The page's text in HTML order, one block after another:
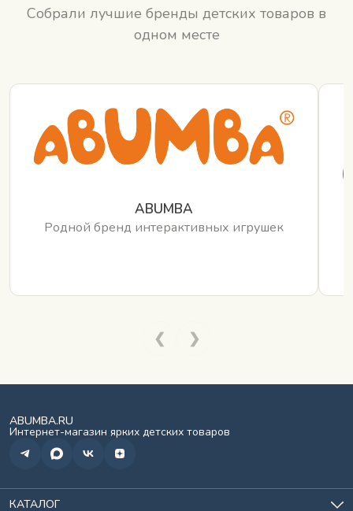
Собрали лучшие бренды детских товаров в
одном месте
ABUMBA
Родной бренд интерактивных игрушек
❮ ❯
ABUMBA.RU
Интернет-магазин ярких детских товаров
КАТАЛОГ